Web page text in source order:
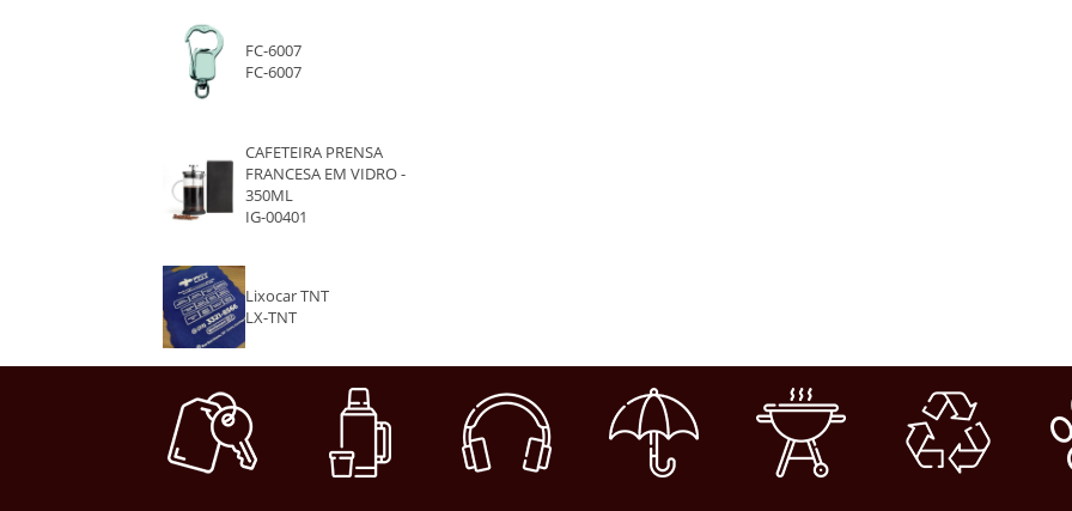
FC-6007
FC-6007
CAFETEIRA PRENSA
FRANCESA EM VIDRO -
350ML
IG-00401
Lixocar TNT
LX-TNT